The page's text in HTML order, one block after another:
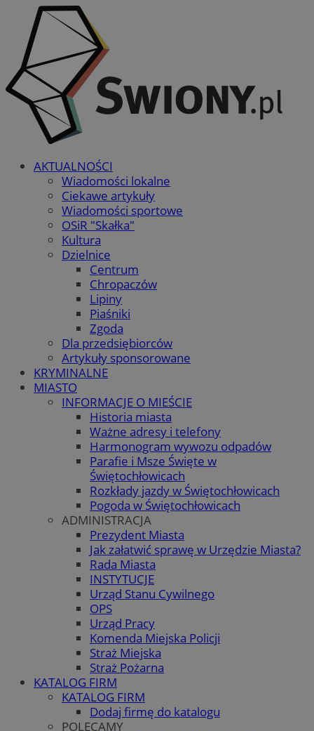
AKTUALNOŚCI
Wiadomości lokalne
Ciekawe artykuły
Wiadomości sportowe
OSiR "Skałka"
Kultura
Dzielnice
Centrum
Chropaczów
Lipiny
Piaśniki
Zgoda
Dla przedsiębiorców
Artykuły sponsorowane
KRYMINALNE
MIASTO
INFORMACJE O MIEŚCIE
Historia miasta
Ważne adresy i telefony
Harmonogram wywozu odpadów
Parafie i Msze Święte w
Świętochłowicach
Rozkłady jazdy w Świętochłowicach
Pogoda w Świętochłowicach
ADMINISTRACJA
Prezydent Miasta
Jak załatwić sprawę w Urzędzie Miasta?
Rada Miasta
INSTYTUCJE
Urząd Stanu Cywilnego
OPS
Urząd Pracy
Komenda Miejska Policji
Straż Miejska
Straż Pożarna
KATALOG FIRM
KATALOG FIRM
Dodaj firmę do katalogu
POLECAMY